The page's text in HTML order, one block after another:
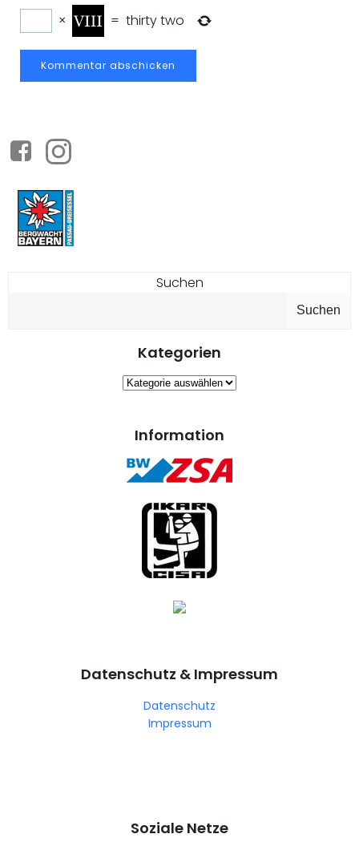
× = thirty two
Suchen
Suchen
Kategorien
Kategorien
Information
Datenschutz & Impressum
Datenschutz
Impressum
Soziale Netze